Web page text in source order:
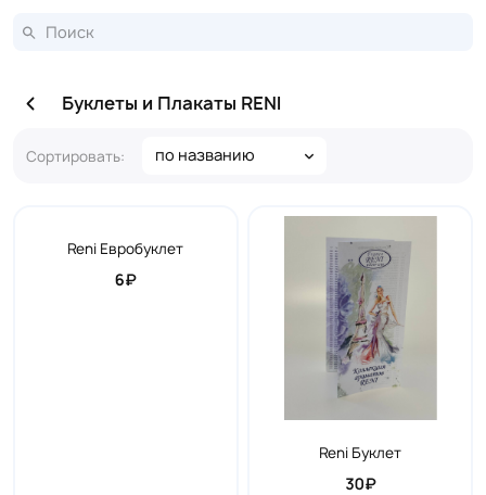
Буклеты и Плакаты RENI
Сортировать: по названию
Reni Евробуклет
6₽
Reni Буклет
30₽